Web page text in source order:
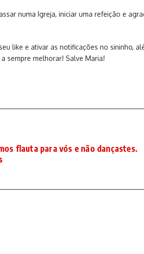
numa Igreja, iniciar uma refeição e
like e ativar as notificações no
sempre melhorar! Salve Maria!
flauta para vós e não dançastes.